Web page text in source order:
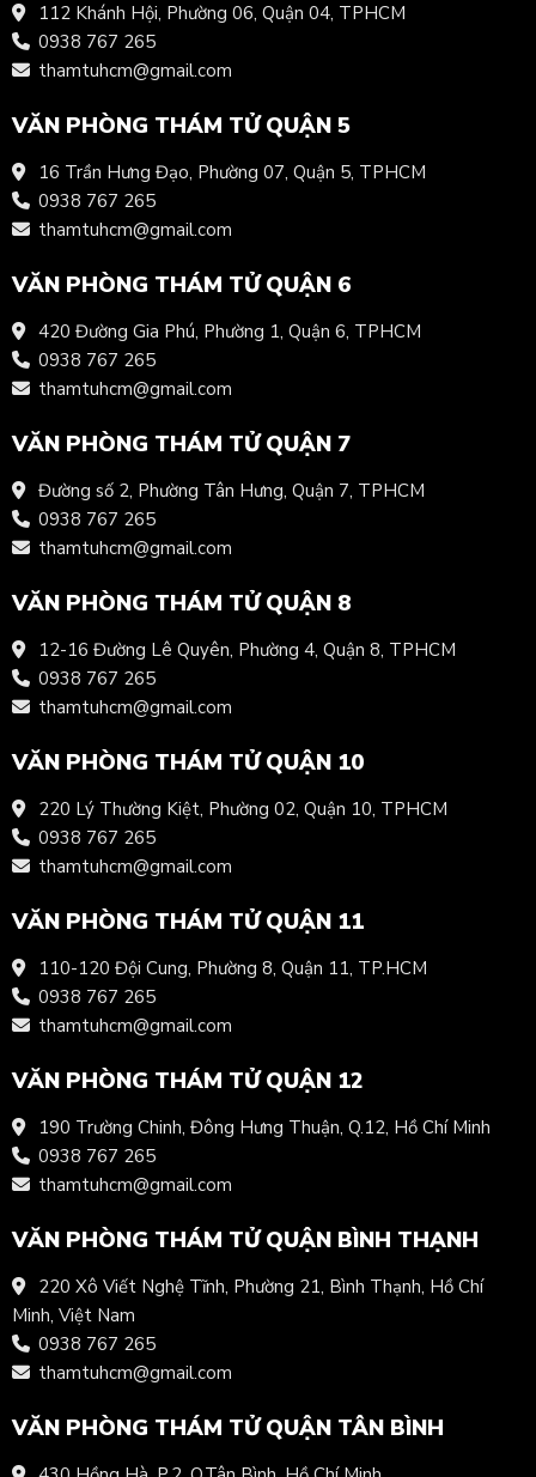
112 Khánh Hội, Phường 06, Quận 04, TPHCM
0938 767 265
thamtuhcm@gmail.com
VĂN PHÒNG THÁM TỬ QUẬN 5
16 Trần Hưng Đạo, Phường 07, Quận 5, TPHCM
0938 767 265
thamtuhcm@gmail.com
VĂN PHÒNG THÁM TỬ QUẬN 6
420 Đường Gia Phú, Phường 1, Quận 6, TPHCM
0938 767 265
thamtuhcm@gmail.com
VĂN PHÒNG THÁM TỬ QUẬN 7
Đường số 2, Phường Tân Hưng, Quận 7, TPHCM
0938 767 265
thamtuhcm@gmail.com
VĂN PHÒNG THÁM TỬ QUẬN 8
12-16 Đường Lê Quyên, Phường 4, Quận 8, TPHCM
0938 767 265
thamtuhcm@gmail.com
VĂN PHÒNG THÁM TỬ QUẬN 10
220 Lý Thường Kiệt, Phường 02, Quận 10, TPHCM
0938 767 265
thamtuhcm@gmail.com
VĂN PHÒNG THÁM TỬ QUẬN 11
110-120 Đội Cung, Phường 8, Quận 11, TP.HCM
0938 767 265
thamtuhcm@gmail.com
VĂN PHÒNG THÁM TỬ QUẬN 12
190 Trường Chinh, Đông Hưng Thuận, Q.12, Hồ Chí Minh
0938 767 265
thamtuhcm@gmail.com
VĂN PHÒNG THÁM TỬ QUẬN BÌNH THẠNH
220 Xô Viết Nghệ Tĩnh, Phường 21, Bình Thạnh, Hồ Chí
Minh, Việt Nam
0938 767 265
thamtuhcm@gmail.com
VĂN PHÒNG THÁM TỬ QUẬN TÂN BÌNH